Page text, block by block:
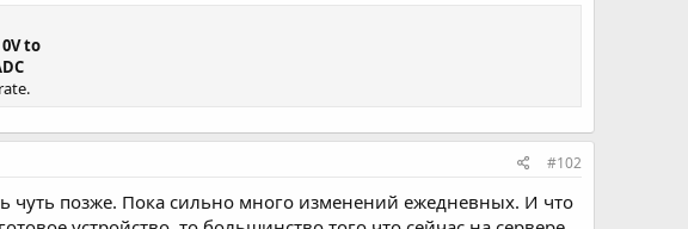
to
#102
чуть позже. Пока сильно много изменений ежедневных. И что